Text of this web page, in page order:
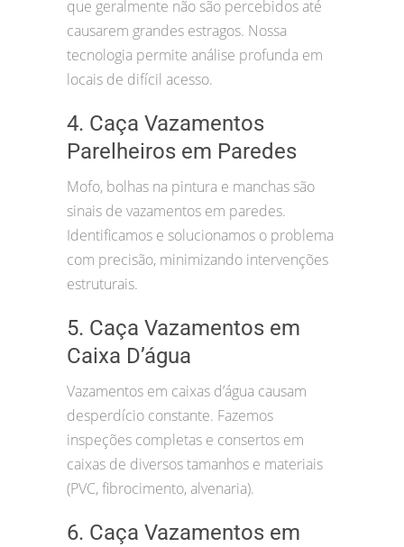
que geralmente não são percebidos até
causarem grandes estragos. Nossa
tecnologia permite análise profunda em
locais de difícil acesso.
4. Caça Vazamentos
Parelheiros em Paredes
Mofo, bolhas na pintura e manchas são
sinais de vazamentos em paredes.
Identificamos e solucionamos o problema
com precisão, minimizando intervenções
estruturais.
5. Caça Vazamentos em
Caixa D’água
Vazamentos em caixas d’água causam
desperdício constante. Fazemos
inspeções completas e consertos em
caixas de diversos tamanhos e materiais
(PVC, fibrocimento, alvenaria).
6. Caça Vazamentos em